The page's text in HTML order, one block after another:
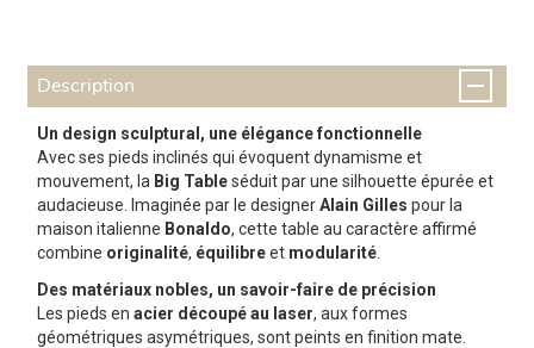
Description
Un design sculptural, une élégance fonctionnelle
Avec ses pieds inclinés qui évoquent dynamisme et
mouvement, la Big Tableséduit par une silhouette épurée et
audacieuse. Imaginée par le designerAlain Gilles pour la
maison italienne Bonaldo, cette table au caractère affirmé
combine originalité, équilibreet modularité.
Des matériaux nobles, un savoir-faire de précision
Les pieds en acier découpé au laser, aux formes
géométriques asymétriques, sont peints en finition mate.